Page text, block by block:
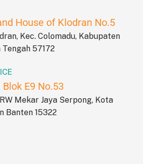
House of Klodran No.5
Kec. Colomadu, Kabupaten
Tengah 57172
E9 No.53
Mekar Jaya Serpong, Kota
Banten 15322